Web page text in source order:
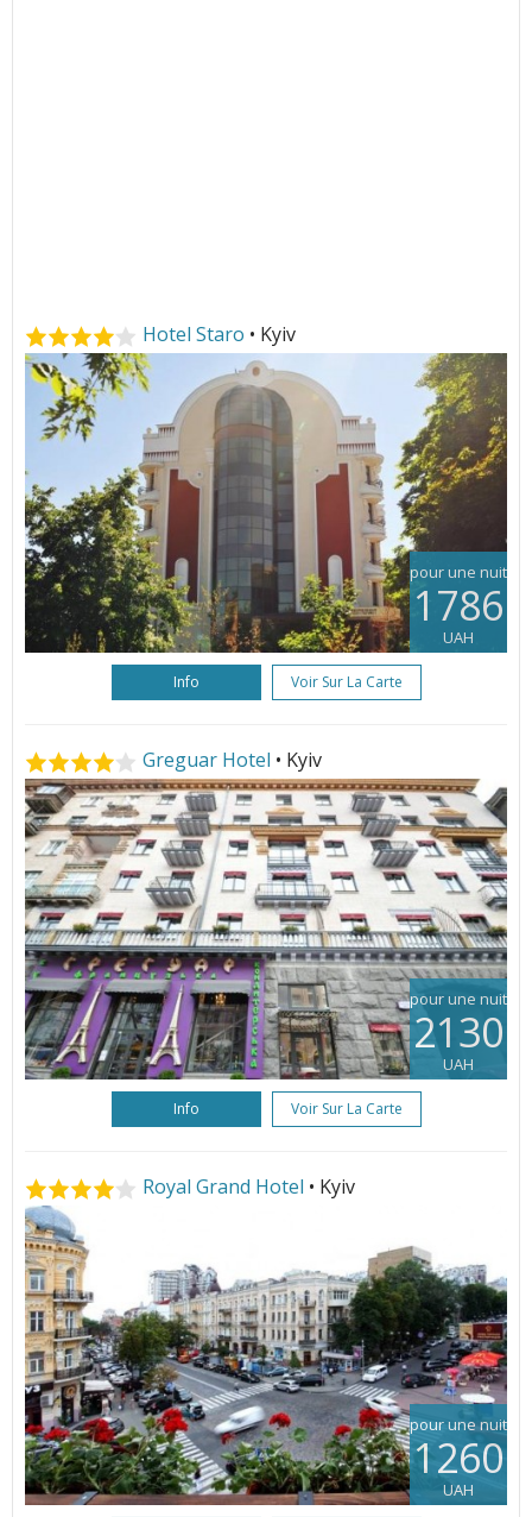
Hotel Staro • Kyiv
pour une nuit
1786
UAH
Info Voir Sur La Carte
Greguar Hotel • Kyiv
pour une nuit
2130
UAH
Info Voir Sur La Carte
Royal Grand Hotel • Kyiv
pour une nuit
1260
UAH